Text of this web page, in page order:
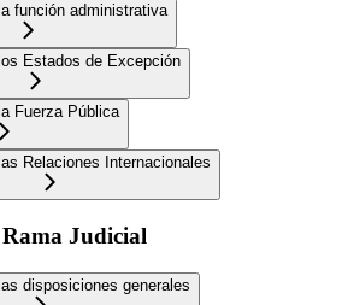
función administrativa
Estados de Excepción
Fuerza Pública
Relaciones Internacionales
Judicial
disposiciones generales